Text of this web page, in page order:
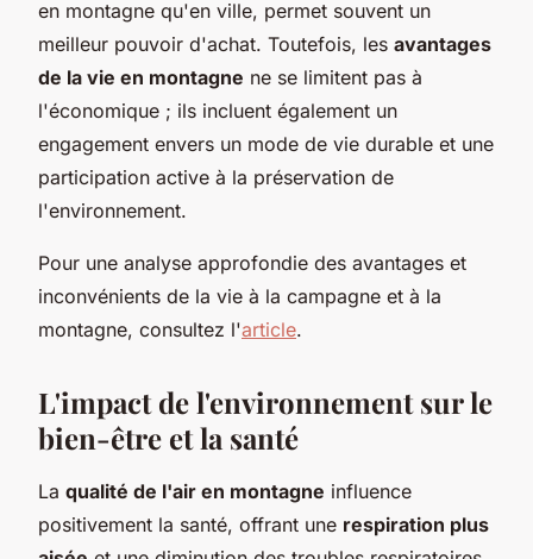
en montagne qu'en ville, permet souvent un
meilleur pouvoir d'achat. Toutefois, les avantages
de la vie en montagne ne se limitent pas à
l'économique ; ils incluent également un
engagement envers un mode de vie durable et une
participation active à la préservation de
l'environnement.
Pour une analyse approfondie des avantages et
inconvénients de la vie à la campagne et à la
montagne, consultez l'article.
L'impact de l'environnement sur le
bien-être et la santé
La qualité de l'air en montagne influence
positivement la santé, offrant une respiration plus